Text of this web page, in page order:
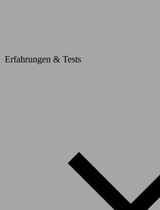
Erfahrungen & Tests